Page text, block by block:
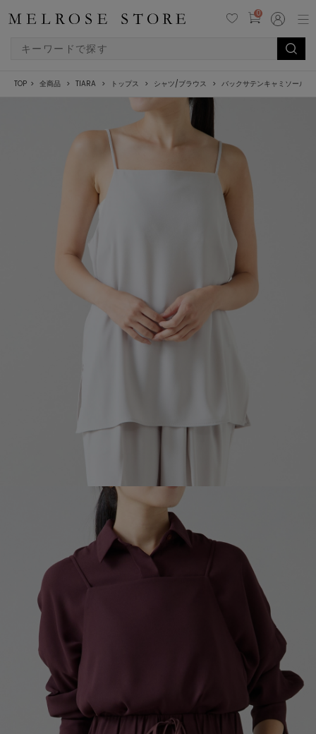
0
TOP 全商品 TIARA トップス シャツ/ブラウス バックサテンキャミソール（